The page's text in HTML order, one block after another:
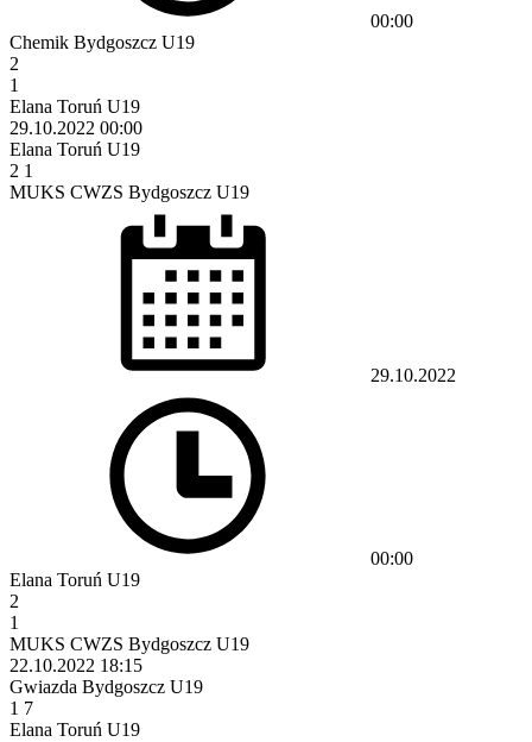
00:00
Chemik Bydgoszcz U19
2
1
Elana Toruń U19
29.10.2022 00:00
Elana Toruń U19
2 1
MUKS CWZS Bydgoszcz U19
29.10.2022
00:00
Elana Toruń U19
2
1
MUKS CWZS Bydgoszcz U19
22.10.2022 18:15
Gwiazda Bydgoszcz U19
1 7
Elana Toruń U19